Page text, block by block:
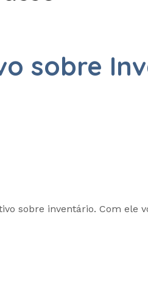
sobre
sobre inventário. Com ele